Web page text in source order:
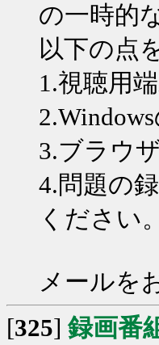
の一時的
以下の点
1.視聴用
3.ブラウ
4.問題の
ください。
メールを
[325] 録画番